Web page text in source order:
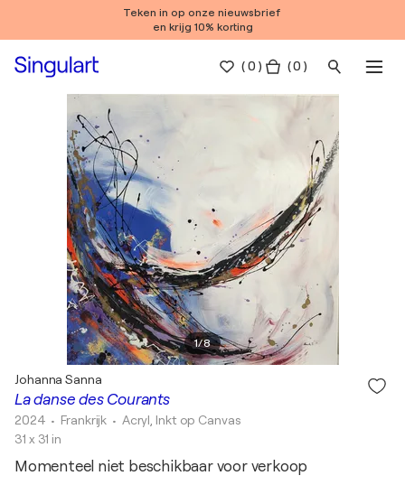
Teken in op onze nieuwsbrief
en krijg 10% korting
(0 ) ( 0 )
1/8
La danse des Courants
Johanna Sanna
2024 • Frankrijk • Acryl, Inkt op Canvas
31 x 31 in
Momenteel niet beschikbaar voor verkoop